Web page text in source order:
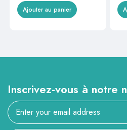
Ajouter au panier
Inscrivez-vous à notre